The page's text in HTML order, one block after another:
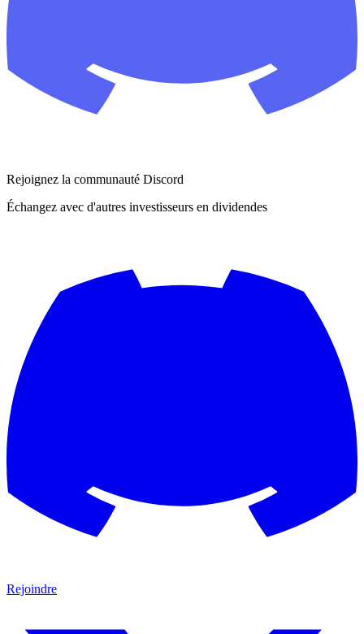
Rejoignez la communauté Discord
Échangez avec d'autres investisseurs en dividendes
Rejoindre